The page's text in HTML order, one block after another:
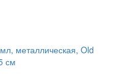
металлическая, Old
см